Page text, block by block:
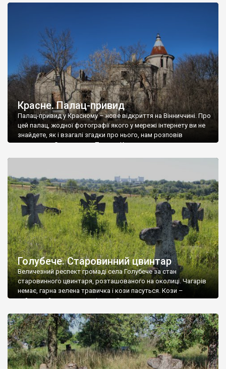
Красне. Палац-привид
Палац-привид у Красному – нове відкриття на Вінниччині. Про
цей палац, жодної фотографії якого у мережі інтернету ви не
знайдете, як і взагалі згадки про нього, нам розповів
мешканець Самгородка. Палац у Красному вразив не лише
Голубече. Старовинний цвинтар
Величезний респект громаді села Голубече за стан
старовинного цвинтаря, розташованого на околиці. Чагарів
немає, гарна зелена травичка і кози пасуться. Кози –
найкращий регулятор шкідливої, для старих кладовищ,
бруньками, кози ті бруньки обгризають, бо то улюблений
делікатес. На цвинтарі у Голубечому ціла колекція
різноманітних форм хрестів. Село відносно невелике, […]